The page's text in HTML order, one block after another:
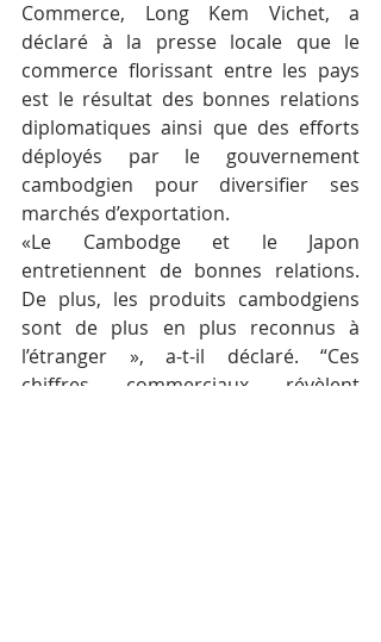
Commerce, Long Kem Vichet, a
déclaré à la presse locale que le
commerce florissant entre les pays
est le résultat des bonnes relations
diplomatiques ainsi que des efforts
déployés par le gouvernement
cambodgien pour diversifier ses
marchés d’exportation.
«Le Cambodge et le Japon
entretiennent de bonnes relations.
De plus, les produits cambodgiens
sont de plus en plus reconnus à
l’étranger », a-t-il déclaré. “Ces
chiffres commerciaux révèlent